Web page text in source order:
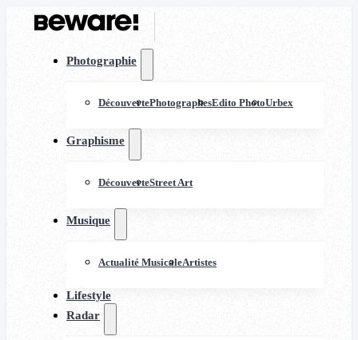
Photographie
DécouvertePhotographesEdito PhotoUrbex
Graphisme
DécouverteStreet Art
Musique
Actualité MusicaleArtistes
Lifestyle
Radar